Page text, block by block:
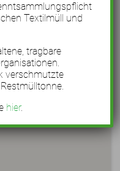
Textilmüll und
tragbare
verschmutzte
hier.